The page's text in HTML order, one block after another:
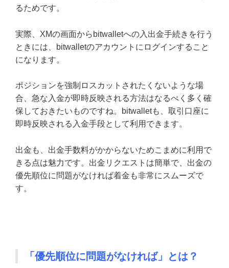
るためです。
実際、XMの画面からbitwalletへの入出金手続きを行う
ときには、bitwalletのアカウントにログインすること
になります。
ポジションを強制ロスカットされたくないような場
合、急な入金が即時反映される方法はなるべく多く確
保しておきたいものですね。bitwalletも、取引口座に
即時反映される入金手段として利用できます。
出金も、出金手数料がかからないためこまめに利用で
きる点は魅力です。出金リクエストは簡単で、出金の
優先順位に問題がなければ着金も非常にスムーズで
す。
「優先順位に問題がなければ」とは？